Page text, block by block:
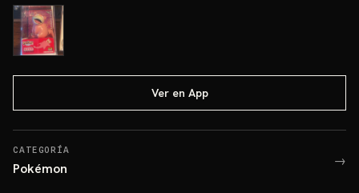
Ver en App
CATEGORÍA
Pokémon →